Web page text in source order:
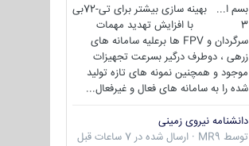
بسم ا... بهینه سازی بیشتر برای تی-72بی
3 با افزایش تهدید مهمات
سرگردان و FPV ها برعلیه سامانه های
زرهی ، دوطرف درگیر بسرعت تجهیزات
موجود و همچنین نمونه های تازه تولید
شده را به سامانه های فعال و غیرفعال...
دانشنامه نیروی زمینی
توسط MR9
· ارسال شده در 7 ساعات قبل